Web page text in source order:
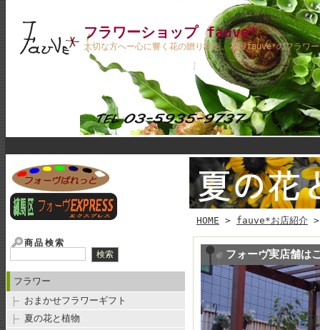
フラワーショップ fauve*
大切な方へー心に響く花の贈り物を。花屋fauve*のフラワ
商品検索
フラワー
おまかせフラワーギフト
夏の花と植物
HOME > fauve*お店紹介
フォーヴ実店舗は